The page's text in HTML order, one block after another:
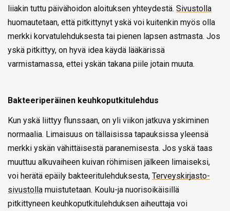
liiakin tuttu päivähoidon aloituksen yhteydestä. Sivustolla
huomautetaan, että pitkittynyt yskä voi kuitenkin myös olla
merkki korvatulehduksesta tai pienen lapsen astmasta. Jos
yskä pitkittyy, on hyvä idea käydä lääkärissä
varmistamassa, ettei yskän takana piile jotain muuta.
Bakteeriperäinen keuhkoputkitulehdus
Kun yskä liittyy flunssaan, on yli viikon jatkuva yskiminen
normaalia. Limaisuus on tällaisissa tapauksissa yleensä
merkki yskän vähittäisestä paranemisesta. Jos yskä taas
muuttuu alkuvaiheen kuivan röhimisen jälkeen limaiseksi,
voi herätä epäily bakteeritulehduksesta, Terveyskirjasto-
sivustolla muistutetaan. Koulu-ja nuorisoikäisillä
pitkittyneen keuhkoputkitulehduksen aiheuttaja voi